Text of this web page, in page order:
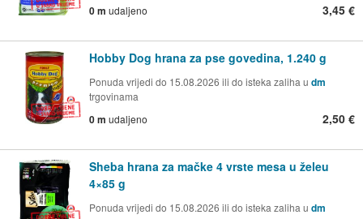
0 m udaljeno 3,45 €
Hobby Dog hrana za pse govedina, 1.240 g
Ponuda vrijedi do 15.08.2026 ili do isteka zaliha u dm
trgovinama
0 m udaljeno 2,50 €
Sheba hrana za mačke 4 vrste mesa u želeu
4×85 g
Ponuda vrijedi do 15.08.2026 ili do isteka zaliha u dm